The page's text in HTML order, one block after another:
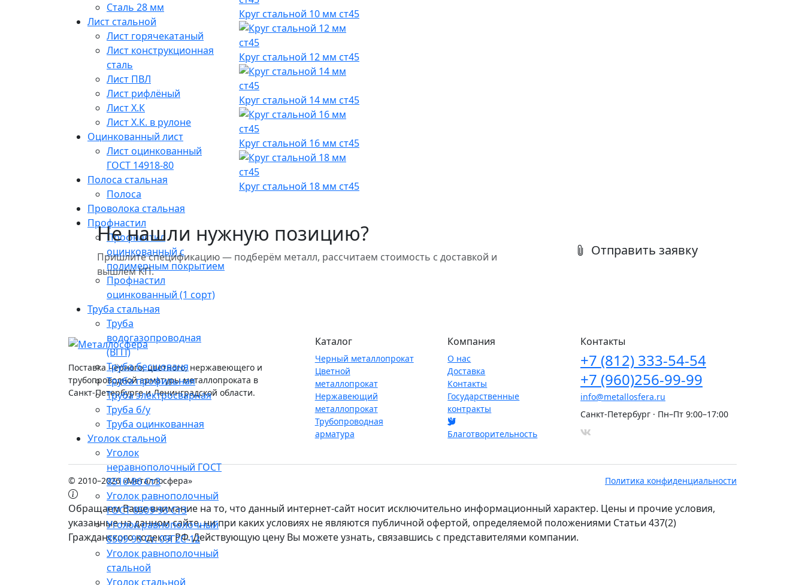
Сталь 28 мм
Лист стальной
Лист горячекатаный
Лист конструкционная
сталь
Лист ПВЛ
Лист рифлёный
Лист Х.К
Лист Х.К. в рулоне
Оцинкованный лист
Лист оцинкованный
ГОСТ 14918-80
Полоса стальная
Полоса
Проволока стальная
Профнастил
Профнастил
оцинкованный с
полимерным покрытием
Профнастил
оцинкованный (1 сорт)
Труба стальная
Труба
водогазопроводная
(ВГП)
Труба бесшованя
Труба профильная
Труба электросварная
Труба б/у
Труба оцинкованная
Уголок стальной
Уголок
неравнополочный ГОСТ
8510-86 Ст3
Уголок равнополочный
ГОСТ 8509-93 Ст3
Уголок равнополочный
8509-93 Ст. 09Г2С-12
Уголок равнополочный
стальной
Уголок стальной
Круг стальной 10 мм ст45
Круг стальной 12 мм ст45
Круг стальной 14 мм ст45
Круг стальной 16 мм ст45
Круг стальной 18 мм ст45
Не нашли нужную позицию?
Пришлите спецификацию — подберём металл, рассчитаем стоимость с доставкой и
вышлем КП.
Отправить заявку
Поставка чёрного, цветного, нержавеющего и
трубопроводной арматуры металлопроката в
Санкт-Петербурге и Ленинградской области.
Каталог
Черный металлопрокат
Цветной
металлопрокат
Нержавеющий
металлопрокат
Трубопроводная
арматура
Компания
О нас
Доставка
Контакты
Государственные
контракты
Благотворительность
Контакты
+7 (812)333-54-54
+7 (960)256-99-99
info@metallosfera.ru
Санкт-Петербург · Пн–Пт 9:00–17:00
© 2010–2026 «Металлосфера» Политика конфиденциальности
Обращаем Ваше внимание на то, что данный интернет-сайт носит исключительно информационный характер. Цены и прочие условия,
указанные на данном сайте, ни при каких условиях не являются публичной офертой, определяемой положениями Статьи 437(2)
Гражданского кодекса РФ. Действующую цену Вы можете узнать, связавшись с представителями компании.